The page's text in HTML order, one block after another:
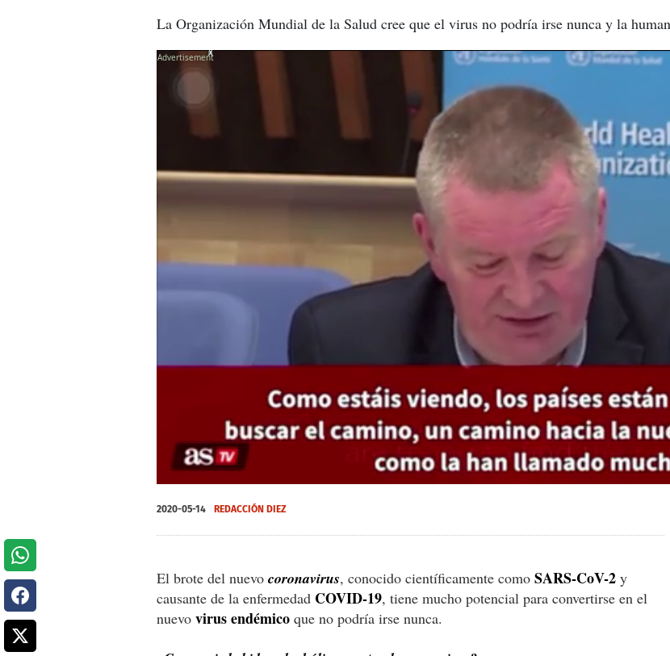
La Organización Mundial de la Salud cree que el virus no podría irse nunca y la
seconds
of
X
2020-05-14 REDACCIÓN DIEZ
El brote del nuevo coronavirus, conocido científicamente como SARS-CoV-2 y
causante de la enfermedad COVID-19, tiene mucho potencial para convertirse en el
nuevo virus endémico que no podría irse nunca.